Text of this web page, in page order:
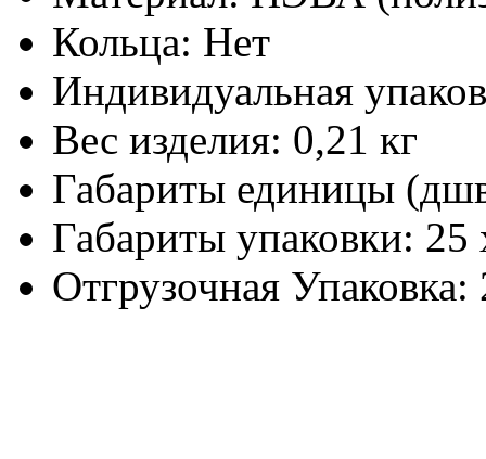
Кольца: Нет
Индивидуальная
Вес изделия: 0,21 кг
Габариты единицы
Габариты упаковки: 25
Отгрузочная Упаковка: